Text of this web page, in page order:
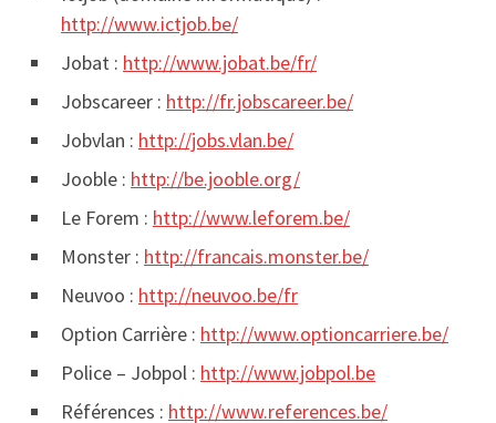
http://www.ictjob.be/
Jobat : http://www.jobat.be/fr/
Jobscareer : http://fr.jobscareer.be/
Jobvlan : http://jobs.vlan.be/
Jooble : http://be.jooble.org/
Le Forem : http://www.leforem.be/
Monster : http://francais.monster.be/
Neuvoo : http://neuvoo.be/fr
Option Carrière : http://www.optioncarriere.be/
Police – Jobpol : http://www.jobpol.be
Références : http://www.references.be/